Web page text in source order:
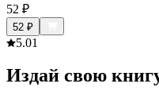
52 ₽
52 ₽
5.01
Издай свою